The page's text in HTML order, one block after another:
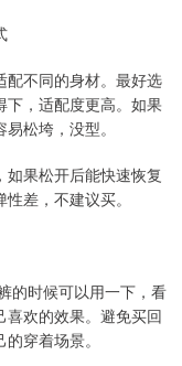
配不同的身材。最好选
，适配度更高。如果
松垮，没型。
果松开后能快速恢复
差，不建议买。
的时候可以用一下，看
欢的效果。避免买回
穿着场景。